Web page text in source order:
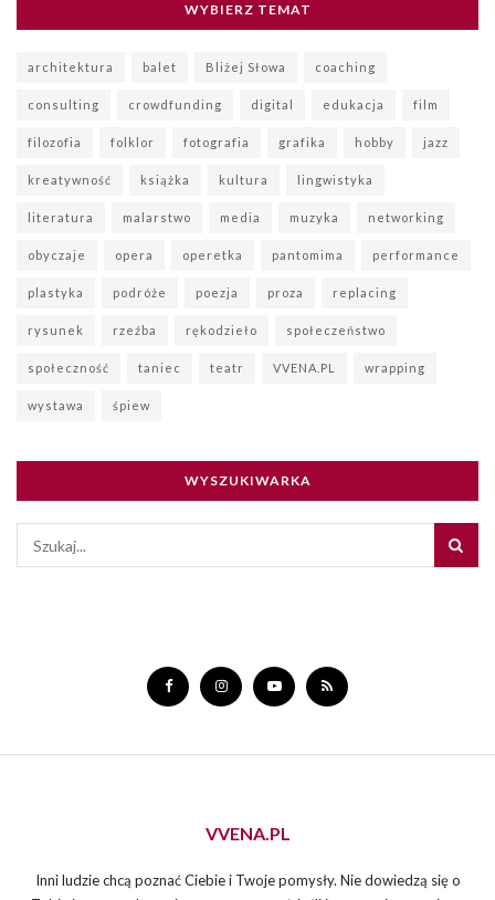
WYBIERZ TEMAT
architektura balet Bliżej Słowa coaching
consulting crowdfunding digital edukacja film
filozofia folklor fotografia grafika hobby jazz
kreatywność książka kultura lingwistyka
literatura malarstwo media muzyka networking
obyczaje opera operetka pantomima performance
plastyka podróże poezja proza replacing
rysunek rzeźba rękodzieło społeczeństwo
społeczność taniec teatr VVENA.PL wrapping
wystawa śpiew
WYSZUKIWARKA
VVENA.PL
Inni ludzie chcą poznać Ciebie i Twoje pomysły. Nie dowiedzą się o